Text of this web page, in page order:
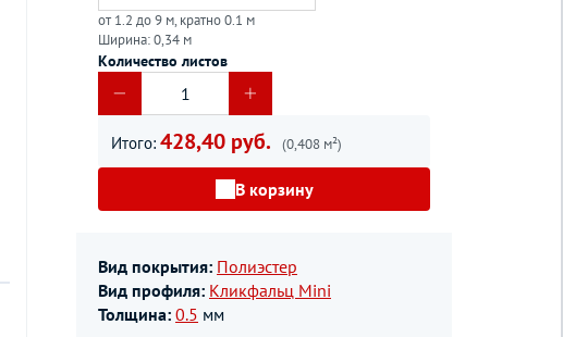
от 1.2 до 9 м, кратно 0.1 м
Ширина: 0,34 м
Количество листов
Итого: 428,40 руб. (0,408 м²)
В корзину
Вид покрытия: Полиэстер
Вид профиля: Кликфальц Mini
Толщина: 0.5 мм